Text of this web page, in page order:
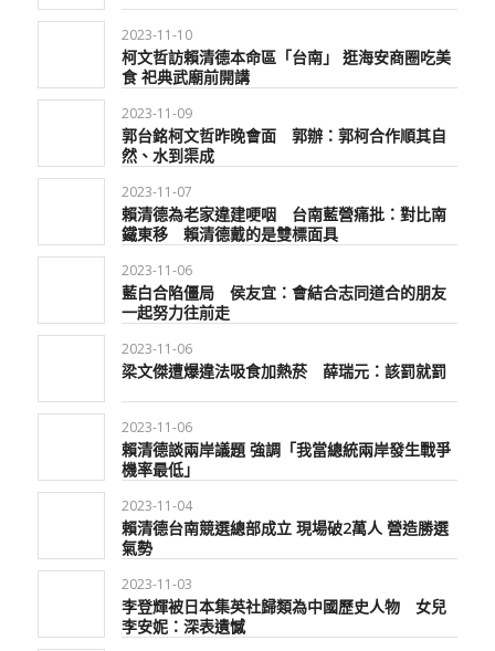
2023-11-10
柯文哲訪賴清德本命區「台南」 逛海安商圈吃美
食 祀典武廟前開講
2023-11-09
郭台銘柯文哲昨晚會面 郭辦：郭柯合作順其自
然、水到渠成
2023-11-07
賴清德為老家違建哽咽 台南藍營痛批：對比南
鐵東移 賴清德戴的是雙標面具
2023-11-06
藍白合陷僵局 侯友宜：會結合志同道合的朋友
一起努力往前走
2023-11-06
梁文傑遭爆違法吸食加熱菸 薛瑞元：該罰就罰
2023-11-06
賴清德談兩岸議題 強調「我當總統兩岸發生戰爭
機率最低」
2023-11-04
賴清德台南競選總部成立 現場破2萬人 營造勝選
氣勢
2023-11-03
李登輝被日本集英社歸類為中國歷史人物 女兒
李安妮：深表遺憾